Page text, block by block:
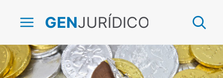
GENJURÍDICO